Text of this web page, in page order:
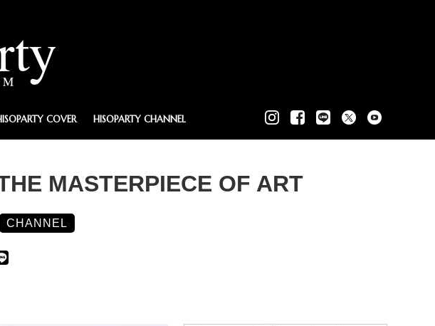
COVER HISOPARTY CHANNEL
MASTERPIECE OF ART
CHANNEL